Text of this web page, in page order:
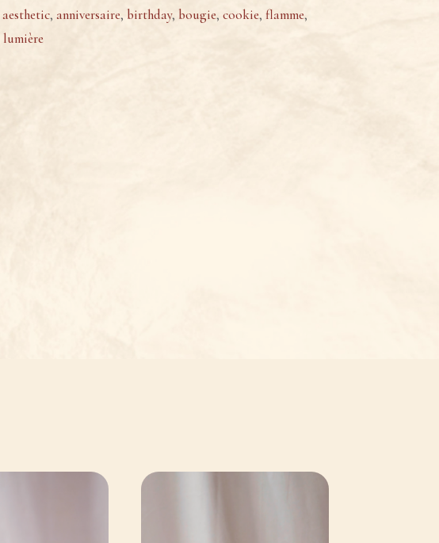
aesthetic, anniversaire, birthday, bougie, cookie, flamme,
lumière